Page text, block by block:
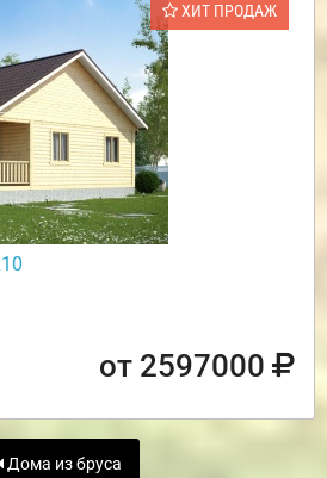
ХИТ ПРОДАЖ
от 2597000
Дома из бруса